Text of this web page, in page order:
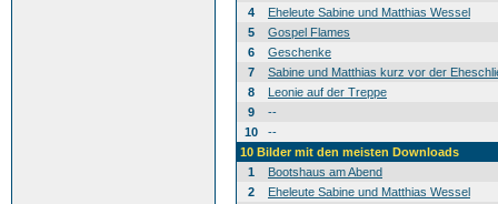
4
Eheleute Sabine und Matthias Wessel
5
Gospel Flames
6
Geschenke
7
Sabine und Matthias kurz vor der
8
Leonie auf der Treppe
9
--
10
--
10 Bilder mit den meisten Downloads
1
Bootshaus am Abend
2
Eheleute Sabine und Matthias Wessel